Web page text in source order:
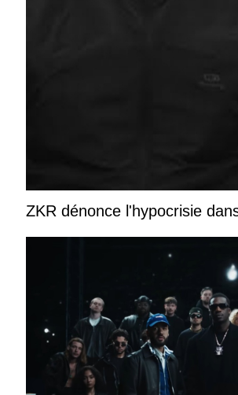
ZKR dénonce l'hypocrisie